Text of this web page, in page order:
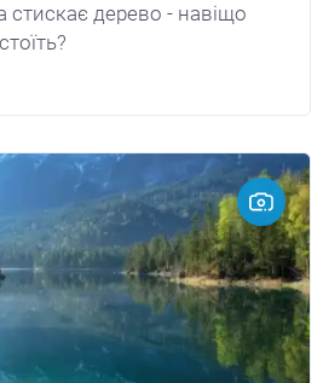
стискає дерево - навіщо